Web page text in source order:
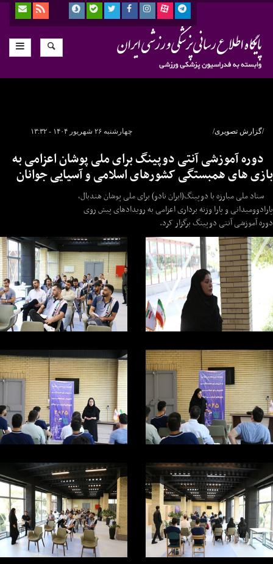
چهارشنبه ۲۶ شهریور ۱۴۰۴ - ۱۳:۳۲ /گزارش تصویری/
دوره آموزشی آنتی دوپینگ برای ملی پوشان اعزامی به
بازی های همبستگی کشورهای اسلامی و آسیایی جوانان
ستاد ملی مبارزه با دوپینگ(ایران نادو) برای ملی پوشان هندبال،
پارادوومیدانی و پارا وزنه برداری اعزامی به رویدادهای پیش روی
دوره آموزشی آنتی دوپینگ برگزار کرد.